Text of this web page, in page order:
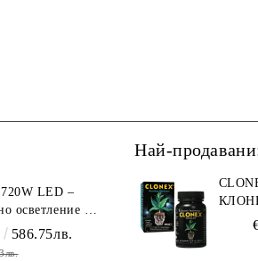
LED –
осветление с
(1700 µmol/s)
586.75лв.
Най-